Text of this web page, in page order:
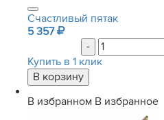
Счастливый пятак
5 357
-
Купить в 1 клик
В избранном В избранное